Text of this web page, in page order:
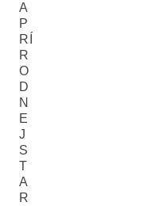
A
P
RÍ
R
O
D
N
E
J
S
T
A
R